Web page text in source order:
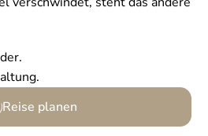
Reise planen